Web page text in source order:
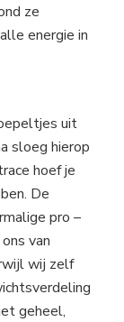
ze
energie in
uit
sloeg hierop
hoef je
De
pro –
van
wij zelf
geheel,